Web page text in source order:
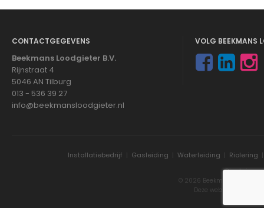
CONTACTGEGEVENS
Beekmans Loodgieter B.V.
Rijnstraat 4
5046 AN Tilburg
013 - 536 39 27
info@beekmansloodgieter.nl
VOLG BEEKMANS
Installatiebedrijf | Gasleiding | Waterleiding | Riolering
Disclaimer
© 2026 Beekmans
Deze website is